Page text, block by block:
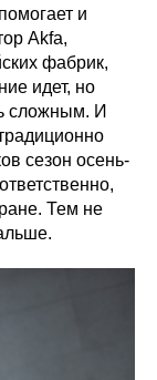
и
Akfa,
фабрик,
идет, но
сложным. И
сезон осень-
Тем не